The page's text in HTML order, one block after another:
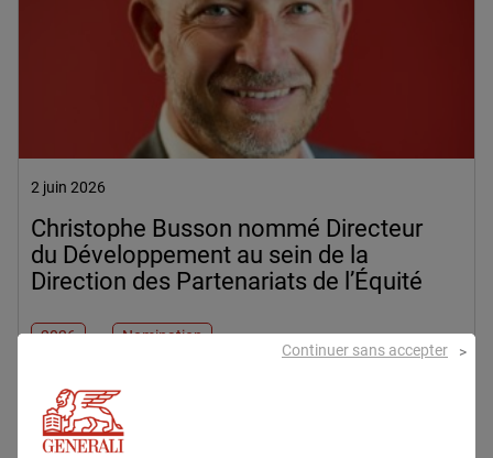
2 juin 2026
Christophe Busson nommé Directeur
du Développement au sein de la
Direction des Partenariats de l’Équité
2026 Nomination
Continuer sans accepter